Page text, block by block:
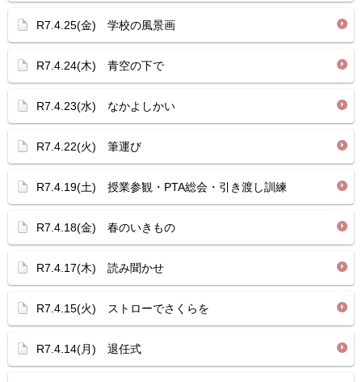
R7.4.25(金) 学校の風景画
R7.4.24(木) 青空の下で
R7.4.23(水) なかよしかい
R7.4.22(火) 筆運び
R7.4.19(土) 授業参観・PTA総会・引き渡し訓練
R7.4.18(金) 春のいきもの
R7.4.17(木) 読み聞かせ
R7.4.15(火) ストローでさくらを
R7.4.14(月) 退任式